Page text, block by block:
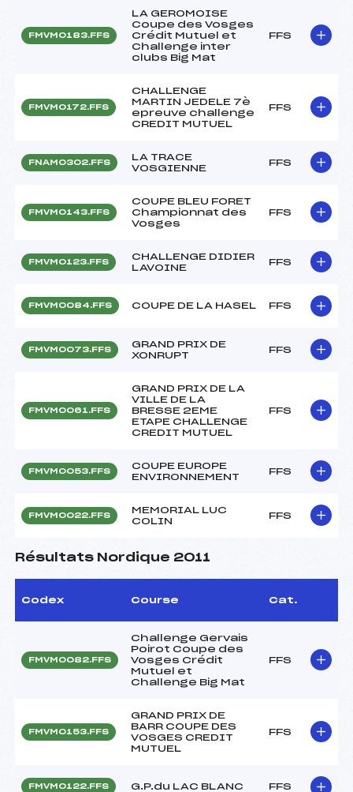
FMVM0183.FFS
LA GEROMOISE
Coupe des Vosges
Crédit Mutuel et
Challenge inter
clubs Big Mat
FFS
FMVM0172.FFS
CHALLENGE
MARTIN JEDELE 7è
epreuve challenge
CREDIT MUTUEL
FFS
FNAM0302.FFS
LA TRACE
VOSGIENNE
FFS
FMVM0143.FFS
COUPE BLEU FORET
Championnat des
Vosges
FFS
FMVM0123.FFS
CHALLENGE DIDIER
LAVOINE
FFS
FMVM0084.FFS COUPE DE LA HASEL FFS
FMVM0073.FFS
GRAND PRIX DE
XONRUPT
FFS
FMVM0061.FFS
GRAND PRIX DE LA
VILLE DE LA
BRESSE 2EME
ETAPE CHALLENGE
CREDIT MUTUEL
FFS
FMVM0053.FFS
COUPE EUROPE
ENVIRONNEMENT
FFS
FMVM0022.FFS
MEMORIAL LUC
COLIN
FFS
Résultats Nordique 2011
Codex Course Cat.
FMVM0082.FFS
Challenge Gervais
Poirot Coupe des
Vosges Crédit
Mutuel et
Challenge Big Mat
FFS
FMVM0153.FFS
GRAND PRIX DE
BARR COUPE DES
VOSGES CREDIT
MUTUEL
FFS
FMVM0122.FFS G.P.du LAC BLANC FFS